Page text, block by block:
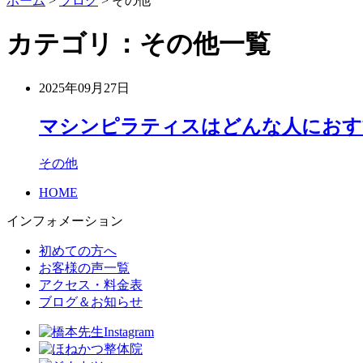
カテゴリ：その他一覧
2025年09月27日
マシンピラティスはどんな人にお
その他
HOME
インフォメーション
初めての方へ
お客様の声一覧
アクセス・料金表
ブログ＆お知らせ